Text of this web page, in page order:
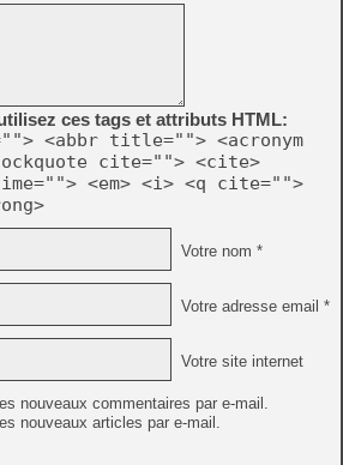
ces tags et attributs HTML:
<abbr title=""> <acronym
cite=""> <cite>
<em> <i> <q cite="">
Votre nom *
Votre adresse email *
Votre site internet
nouveaux commentaires par e-mail.
nouveaux articles par e-mail.